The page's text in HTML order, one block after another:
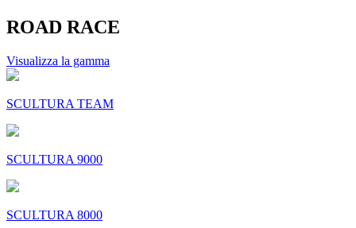
ROAD RACE
Visualizza la gamma
SCULTURA TEAM
SCULTURA 9000
SCULTURA 8000